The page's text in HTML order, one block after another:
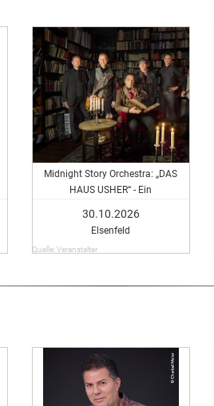
Midnight Story Orchestra: „DAS
HAUS USHER“ - Ein
Poe und Ray Bradbury
30.10.2026
Elsenfeld
Quelle: Veranstalter